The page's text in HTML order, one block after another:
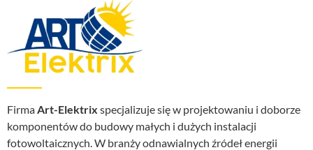
FirmaArt-Elektrix specjalizuje się w projektowaniu i doborze
komponentów do budowy małych i dużych instalacji
fotowoltaicznych. W branży odnawialnych źródeł energii